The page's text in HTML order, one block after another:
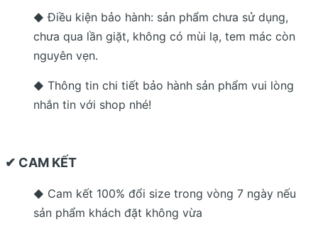
◆ Điều kiện bảo hành: sản phẩm chưa sử dụng,
chưa qua lần giặt, không có mùi lạ, tem mác còn
nguyên vẹn.
◆ Thông tin chi tiết bảo hành sản phẩm vui lòng
nhắn tin với shop nhé!
✔ CAM KẾT
◆ Cam kết 100% đổi size trong vòng 7 ngày nếu
sản phẩm khách đặt không vừa